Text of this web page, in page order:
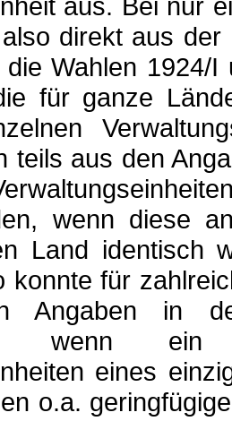
direkt aus
Wahlen 1924/
für ganze
teils aus den
wenn diese
Land identisch
konnte für
Angaben in
wenn ein
eines
o.a.